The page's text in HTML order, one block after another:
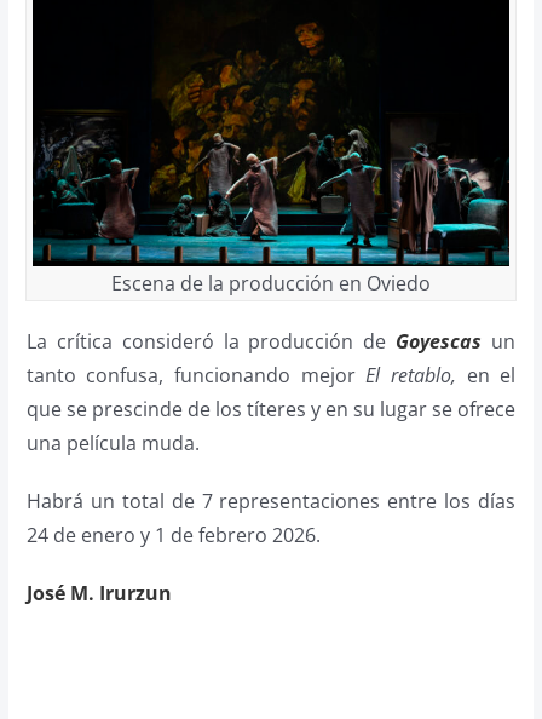
Escena de la producción en Oviedo
La crítica consideró la producción de Goyescas un
tanto confusa, funcionando mejorEl retablo, en el
que se prescinde de los títeres y en su lugar se ofrece
una película muda.
Habrá un total de 7 representaciones entre los días
24 de enero y 1 de febrero 2026.
José M. Irurzun